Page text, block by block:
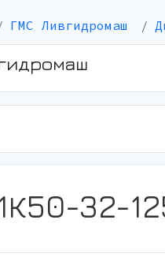
ГМС Ливгидромаш
32-